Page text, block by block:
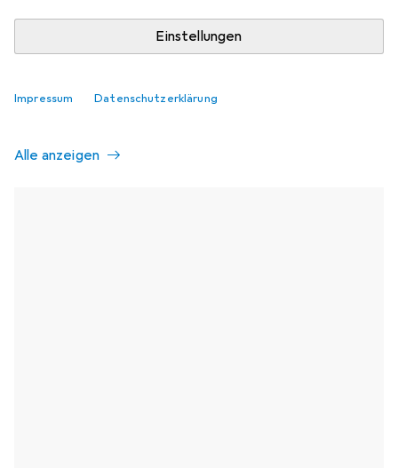
Einstellungen
Impressum Datenschutzerklärung
Ähnliche Produkte mit besserer
Alle anzeigen